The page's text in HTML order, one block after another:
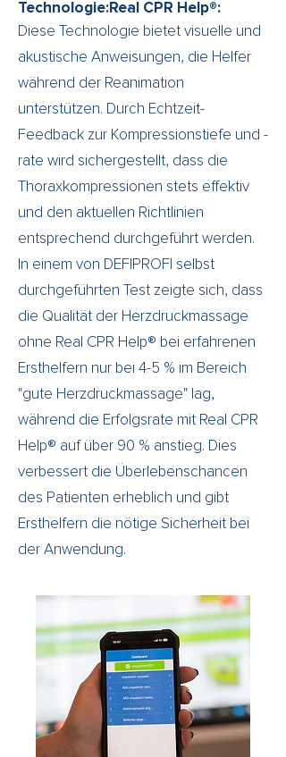
Technologie:Real CPR Help®:
Diese Technologie bietet visuelle und
akustische Anweisungen, die Helfer
während der Reanimation
unterstützen. Durch Echtzeit-
Feedback zur Kompressionstiefe und -
rate wird sichergestellt, dass die
Thoraxkompressionen stets effektiv
und den aktuellen Richtlinien
entsprechend durchgeführt werden.
In einem von DEFIPROFI selbst
durchgeführten Test zeigte sich, dass
die Qualität der Herzdruckmassage
ohne Real CPR Help® bei erfahrenen
Ersthelfern nur bei 4-5 % im Bereich
"gute Herzdruckmassage" lag,
während die Erfolgsrate mit Real CPR
Help® auf über 90 % anstieg. Dies
verbessert die Überlebenschancen
des Patienten erheblich und gibt
Ersthelfern die nötige Sicherheit bei
der Anwendung.